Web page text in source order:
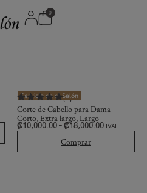
0
Servicio en el Salón
(1)
Corte de Cabello para Dama
Corto, Extra largo, Largo
₡10,000.00–₡18,000.00 IVAI
Comprar